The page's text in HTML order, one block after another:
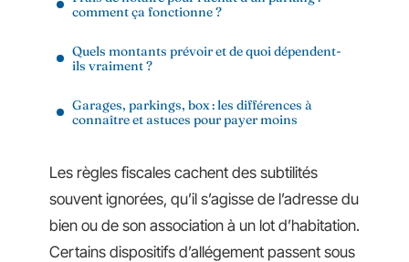
comment ça fonctionne ?
Quels montants prévoir et de quoi dépendent-
ils vraiment ?
Garages, parkings, box : les différences à
connaître et astuces pour payer moins
Les règles fiscales cachent des subtilités
souvent ignorées, qu’il s’agisse de l’adresse du
bien ou de son association à un lot d’habitation.
Certains dispositifs d’allégement passent sous